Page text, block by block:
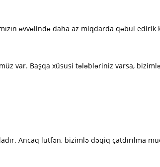
əvvəlində daha az miqdarda qəbul
var. Başqa xüsusi tələbləriniz varsa,
Ancaq lütfən, bizimlə dəqiq